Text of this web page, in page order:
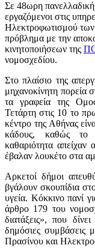
Σε 48ωρη πανελλαδική
εργαζόμενοι στις
Ηλεκτροφωτισμού των
πρόβλημα με την
κινητοποιήσεων της
νομοσχεδίου.
Στο πλαίσιο της
μηχανοκίνητη πορεία
τα γραφεία της
Τετάρτη στις 10 το
κέντρο της Αθήνας
κάδους, καθώς το
καθαριότητα
έβαλαν λουκέτο στα
Αρκετοί δήμοι
βγάλουν σκουπίδια
υγεία. Κόκκινο πανί
άρθρο 179 του
διατάξεις», που
δημόσιες συμβάσεις
Πρασίνου και